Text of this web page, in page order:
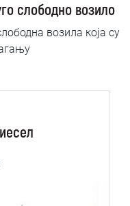
слободно возило
возила која су